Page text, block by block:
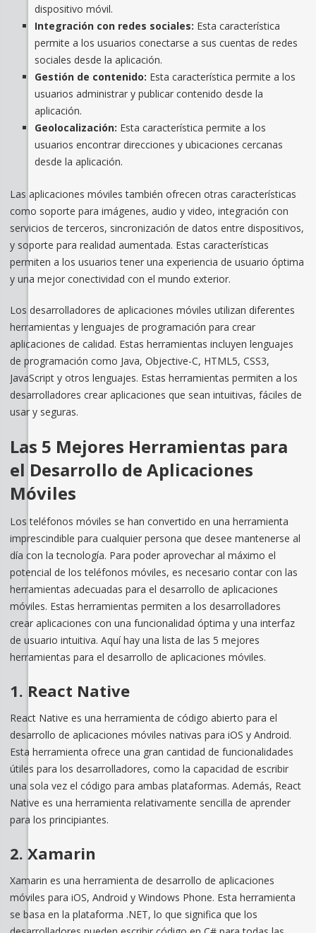
dispositivo móvil.
Integración con redes sociales: Esta característica
permite a los usuarios conectarse a sus cuentas de redes
sociales desde la aplicación.
Gestión de contenido: Esta característica permite a los
usuarios administrar y publicar contenido desde la
aplicación.
Geolocalización: Esta característica permite a los
usuarios encontrar direcciones y ubicaciones cercanas
desde la aplicación.
Las aplicaciones móviles también ofrecen otras características
como soporte para imágenes, audio y video, integración con
servicios de terceros, sincronización de datos entre dispositivos,
y soporte para realidad aumentada. Estas características
permiten a los usuarios tener una experiencia de usuario óptima
y una mejor conectividad con el mundo exterior.
Los desarrolladores de aplicaciones móviles utilizan diferentes
herramientas y lenguajes de programación para crear
aplicaciones de calidad. Estas herramientas incluyen lenguajes
de programación como Java, Objective-C, HTML5, CSS3,
JavaScript y otros lenguajes. Estas herramientas permiten a los
desarrolladores crear aplicaciones que sean intuitivas, fáciles de
usar y seguras.
Las 5 Mejores Herramientas para
el Desarrollo de Aplicaciones
Móviles
Los teléfonos móviles se han convertido en una herramienta
imprescindible para cualquier persona que desee mantenerse al
día con la tecnología. Para poder aprovechar al máximo el
potencial de los teléfonos móviles, es necesario contar con las
herramientas adecuadas para el desarrollo de aplicaciones
móviles. Estas herramientas permiten a los desarrolladores
crear aplicaciones con una funcionalidad óptima y una interfaz
de usuario intuitiva. Aquí hay una lista de las 5 mejores
herramientas para el desarrollo de aplicaciones móviles.
1. React Native
React Native es una herramienta de código abierto para el
desarrollo de aplicaciones móviles nativas para iOS y Android.
Esta herramienta ofrece una gran cantidad de funcionalidades
útiles para los desarrolladores, como la capacidad de escribir
una sola vez el código para ambas plataformas. Además, React
Native es una herramienta relativamente sencilla de aprender
para los principiantes.
2. Xamarin
Xamarin es una herramienta de desarrollo de aplicaciones
móviles para iOS, Android y Windows Phone. Esta herramienta
se basa en la plataforma .NET, lo que significa que los